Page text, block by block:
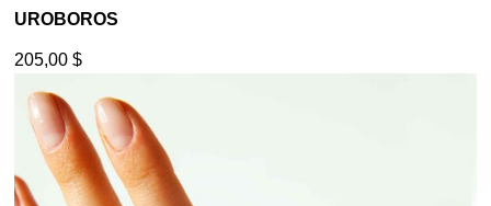
UROBOROS
205,00$